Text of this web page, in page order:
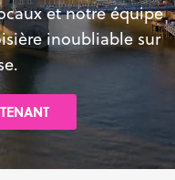
et notre équipe
inoubliable sur